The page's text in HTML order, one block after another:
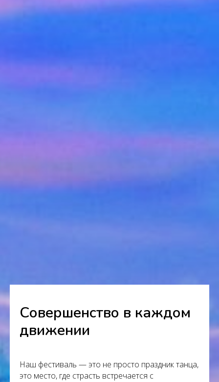
Совершенство в каждом
движении
Наш фестиваль — это не просто праздник танца,
это место, где страсть встречается с